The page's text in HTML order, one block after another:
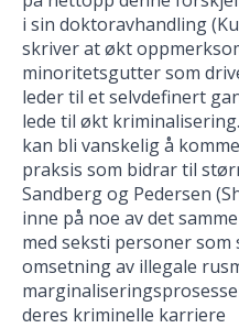
i sin doktoravhandling
skriver at økt
minoritetsgutter som
leder til et selvdefinert
lede til økt
kan bli vanskelig å
praksis som bidrar til
Sandberg og Pedersen
inne på noe av det
med seksti personer
omsetning av illegale
deres kriminelle karriere